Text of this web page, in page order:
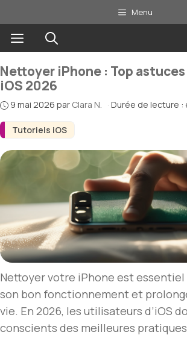
au
contenu
Menu
Menu
Tutoriels iOS
Nettoyer iPhone : Top
iOS 2026
9 mai 2026 par Clara N. · Durée de lecture :
Nettoyer votre iPhone est
son bon fonctionnement et
vie. En 2026, les utilisateurs d’iOS
conscients des meilleures